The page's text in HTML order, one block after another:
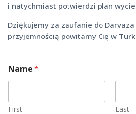
i natychmiast potwierdzi plan
Dziękujemy za zaufanie do Darvaza
przyjemnością powitamy Cię w
D
a
e
*
Name *
First Last